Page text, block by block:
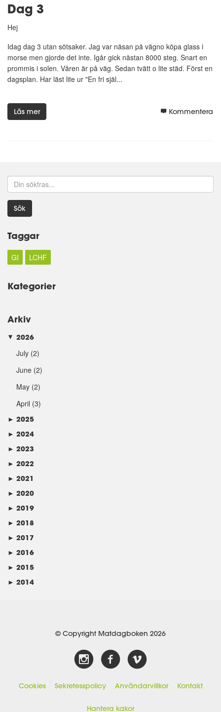
Dag 3
Hej
Idag dag 3 utan sötsaker. Jag var näsan på vägno köpa glass i
morse men gjorde det inte. Igår gick nästan 8000 steg. Snart en
prommis i solen. Våren är på väg. Sedan tvätt o lite städ. Först en
dagsplan. Har läst lite ur "En fri själ...
Läs mer Kommentera
Sök
Taggar
GI LCHF
Kategorier
Arkiv
► 2026
July (2)
June (2)
May (2)
April (3)
► 2025
► 2024
► 2023
► 2022
► 2021
► 2020
► 2019
► 2018
► 2017
► 2016
► 2015
► 2014
© Copyright Matdagboken 2026
Cookies Sekretesspolicy Användarvillkor Kontakt
Hantera kakor